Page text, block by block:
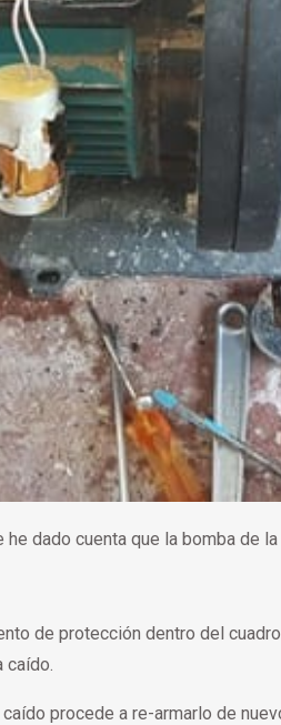
dado cuenta que la bomba de
de protección dentro del
caído.
procede a re-armarlo de